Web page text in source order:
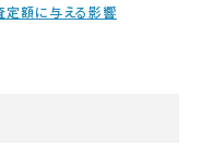
定額に与える影響